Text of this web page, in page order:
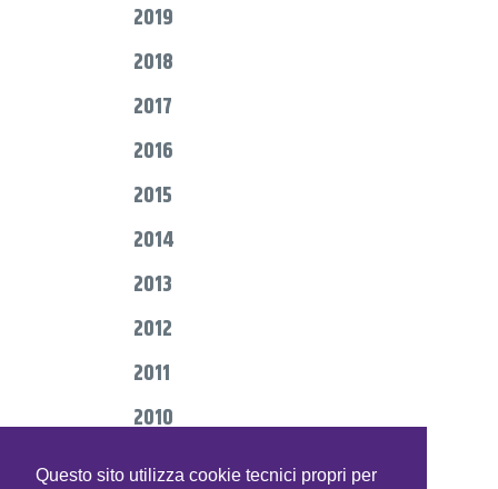
Questo sito utilizza cookie tecnici propri per
2019
2018
2017
2016
2015
2014
2013
2012
2011
2010
2009